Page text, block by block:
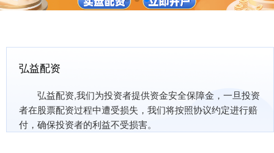
弘益配资
弘益配资,我们为投资者提供资金安全保障金，一旦投资
者在股票配资过程中遭受损失，我们将按照协议约定进行赔
付，确保投资者的利益不受损害。